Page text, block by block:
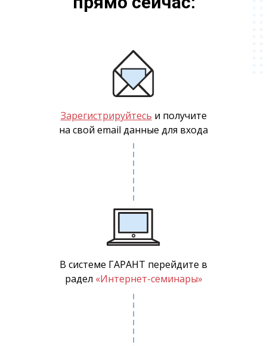
В системе ГАРАНТ перейдите в
радел «Интернет-семинары»
Зарегистрируйтесь и получите
на свой email данные для входа